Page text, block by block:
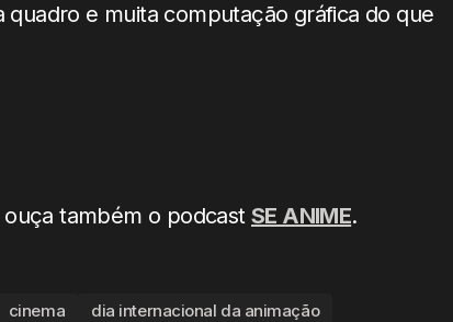
e muita computação gráfica do que
ouça também o podcast SE ANIME.
cinema
dia internacional da animação